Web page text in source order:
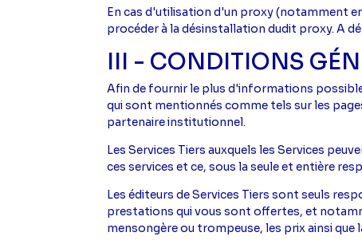
En cas d'utilisation d'un proxy (notamment
procéder à la désinstallation dudit proxy. A
III - CONDITIONS
Afin de fournir le plus d'informations
qui sont mentionnés comme tels sur les
partenaire institutionnel.
Les Services Tiers auxquels les Services
ces services et ce, sous la seule et entière
Les éditeurs de Services Tiers sont seuls
prestations qui vous sont offertes, et
mensongère ou trompeuse, les prix ainsi